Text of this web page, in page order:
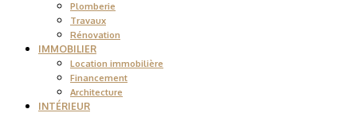
Plomberie
Travaux
Rénovation
IMMOBILIER
Location immobilière
Financement
Architecture
INTÉRIEUR